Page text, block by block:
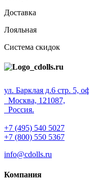
Доставка
Лояльная
Система скидок
ул. Барклая д.6 стр. 5,
Москва, 121087,
Россия.
+7 (495) 540 5027
+7 (800) 550 5367
info@cdolls.ru
Компания